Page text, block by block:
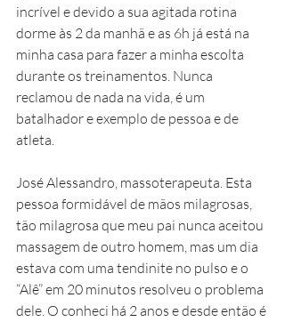
incrível e devido a sua agitada rotina
dorme às 2 da manhã e as 6h já está na
minha casa para fazer a minha escolta
durante os treinamentos. Nunca
reclamou de nada na vida, é um
batalhador e exemplo de pessoa e de
atleta.
José Alessandro, massoterapeuta. Esta
pessoa formidável de mãos milagrosas,
tão milagrosa que meu pai nunca aceitou
massagem de outro homem, mas um dia
estava com uma tendinite no pulso e o
“Alê” em 20 minutos resolveu o problema
dele. O conheci há 2 anos e desde então é